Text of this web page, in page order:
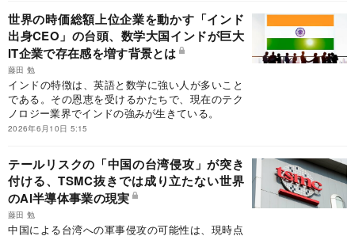
にとって、これは地政学的に有利な事情となろ
う。
世界の時価総額上位企業を動かす「インド
出身CEO」の台頭、数学大国インドが巨大
IT企業で存在感を増す背景とは
藤田 勉
インドの特徴は、英語と数学に強い人が多いこと
である。その恩恵を受けるかたちで、現在のテク
ノロジー業界でインドの強みが生きている。
2026年6月10日 5:15
テールリスクの「中国の台湾侵攻」が突き
付ける、TSMC抜きでは成り立たない世界
のAI半導体事業の現実
藤田 勉
中国による台湾への軍事侵攻の可能性は、現時点